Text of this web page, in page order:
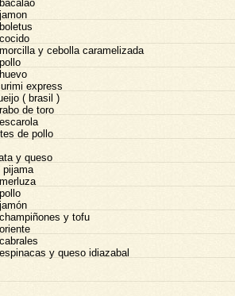
y cebolla caramelizada
express
( brasil )
de toro
de pollo
y queso
pijama
y tofu
y queso idiazabal